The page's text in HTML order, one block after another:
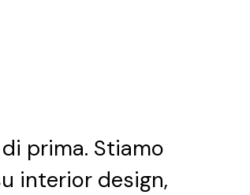
prima. Stiamo
interior design,